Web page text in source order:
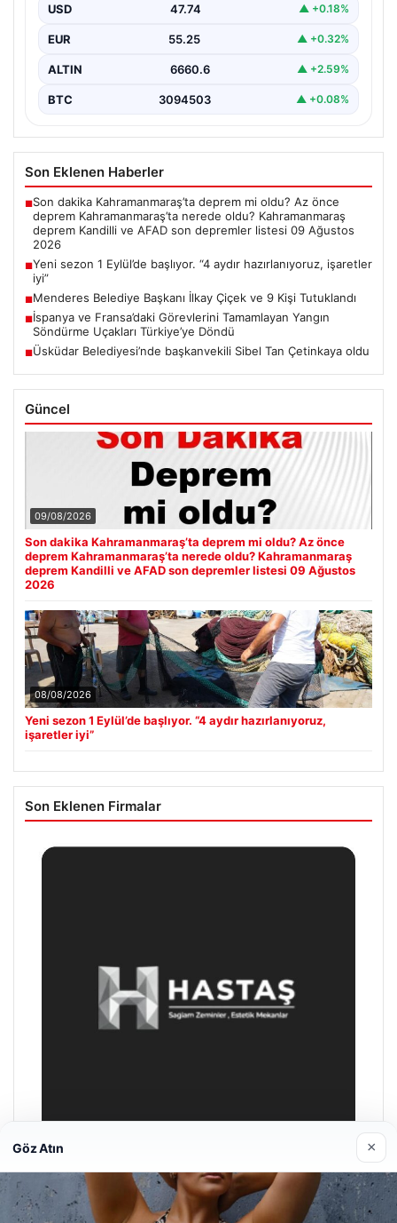
USD 47.74 ▲ +0.18%
EUR 55.25 ▲ +0.32%
ALTIN 6660.6 ▲ +2.59%
BTC 3094503 ▲ +0.08%
Son Eklenen Haberler
■Son dakika Kahramanmaraş’ta deprem mi oldu? Az önce
deprem Kahramanmaraş’ta nerede oldu? Kahramanmaraş
deprem Kandilli ve AFAD son depremler listesi 09 Ağustos
2026
■Yeni sezon 1 Eylül’de başlıyor. “4 aydır hazırlanıyoruz, işaretler
iyi”
■Menderes Belediye Başkanı İlkay Çiçek ve 9 Kişi Tutuklandı
■İspanya ve Fransa’daki Görevlerini Tamamlayan Yangın
Söndürme Uçakları Türkiye’ye Döndü
■Üsküdar Belediyesi’nde başkanvekili Sibel Tan Çetinkaya oldu
Güncel
09/08/2026
Son dakika Kahramanmaraş’ta deprem mi oldu? Az önce
deprem Kahramanmaraş’ta nerede oldu? Kahramanmaraş
deprem Kandilli ve AFAD son depremler listesi 09 Ağustos
2026
08/08/2026
Yeni sezon 1 Eylül’de başlıyor. “4 aydır hazırlanıyoruz,
işaretler iyi”
Son Eklenen Firmalar
Enes Kaplan Avukatlık Bürosu
28/04/2026
Göz Atın ×